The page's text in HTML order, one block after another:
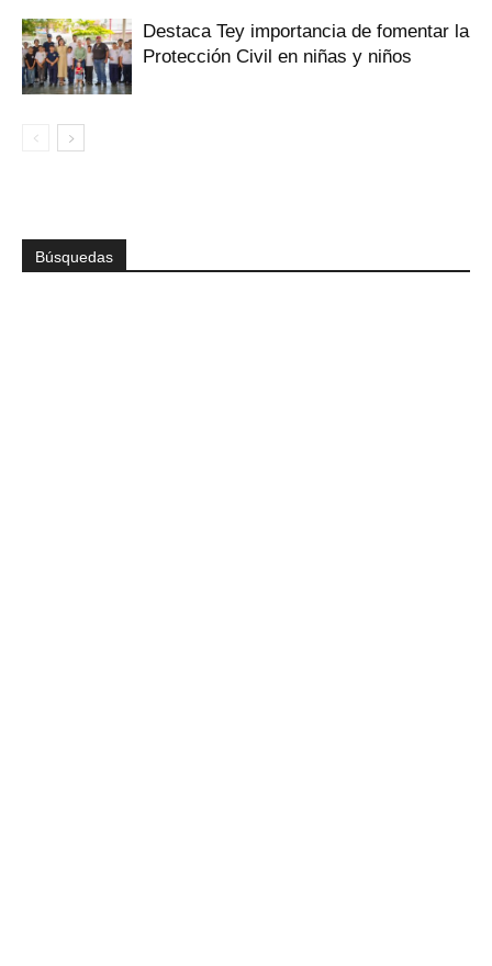
Destaca Tey importancia de fomentar ‎la
Protección Civil en niñas y niños
Búsquedas